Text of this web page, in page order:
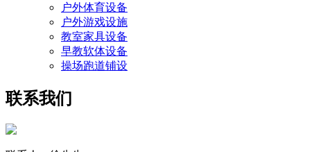
户外体育设备
户外游戏设施
教室家具设备
早教软体设备
操场跑道铺设
联系我们